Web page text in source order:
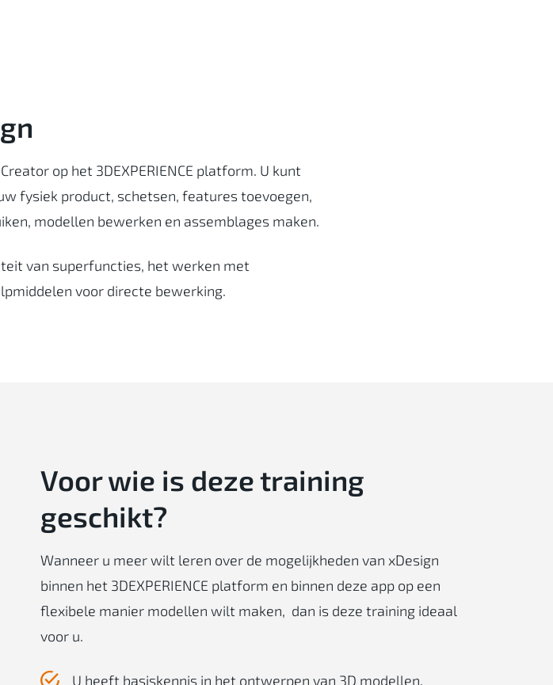
op het 3DEXPERIENCE platform. U kunt
fysiek product, schetsen, features toevoegen,
modellen bewerken en assemblages maken.
van superfuncties, het werken met
voor directe bewerking.
Voorwie is dezetraining
geschikt?
Wanneer u meer wilt leren over de mogelijkheden van xDesign
binnen het 3DEXPERIENCE platform en binnen deze app op een
flexibele manier modellen wilt maken, dan is deze training ideaal
voor u.
U heeft basiskennis in het ontwerpen van 3D modellen.